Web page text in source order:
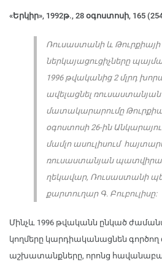
«Երկիր», 1992թ., 28 օգոստոսի, 165
Ռուսաստանի և Թուրքիայի
ներկայացուցիչները
1996 թվականից 2 մլրդ
ավելացնել
մատակարարումը
օգոստոսի 26-ին
մամլո ասուլիսում
ռուսաստանյան
ղեկավար, Ռուսաստանի
քարտուղար Գ. Բուբուլիսը:
Մինչև 1996 թվականն ընկած
կողմերը կարդիականացնեն
աշխատանքները, որոնց